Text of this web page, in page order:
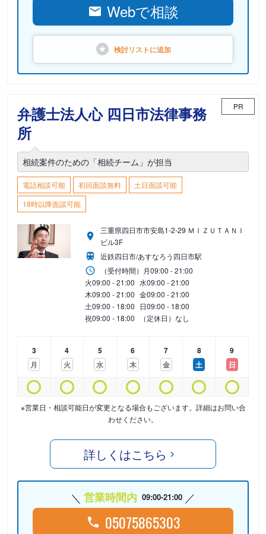
Webで相談
検討リストに追加
弁護士法人心 四日市法律事務
所
PR
相続案件のための「相続チーム」が担当
電話相談可能 初回面談無料
土日面談可能
18時以降面談可能
三重県四日市市安島1-2-29 ＭＩＺＵＴＡＮＩ
ビル3F
近鉄四日市/あすなろう四日市駅
（受付時間） 月09:00 - 21:00
火09:00 - 21:00 水09:00 - 21:00
木09:00 - 21:00 金09:00 - 21:00
土09:00 - 18:00 日09:00 - 18:00
祝09:00 - 18:00 （定休日）なし
3
月
4
火
5
水
6
木
7
金
8
土
9
日
※営業日・相談可能日が変更となる場合もございます。詳細はお問い合
わせください。
詳しくはこちら
営業時間内 09:00-21:00
05075865303